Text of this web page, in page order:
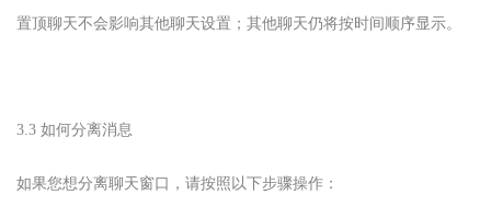
置顶聊天不会影响其他聊天设置；其他聊天仍将按时间顺序显示。
3.3 如何分离消息
如果您想分离聊天窗口，请按照以下步骤操作：